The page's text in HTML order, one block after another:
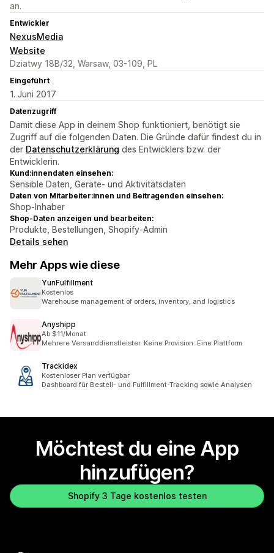
an.
Entwickler
NexusMedia
Website
Dziatwy 18B/32, Warsaw, 03-109, PL
Eingeführt
1. Juni 2017
Datenzugriff
Damit diese App in deinem Shop funktioniert, benötigt sie
Zugriff auf die folgenden Daten. Die Gründe dafür findest du in
der Datenschutzerklärung des Entwicklers bzw. der
Entwicklerin.
Kund:innendaten einsehen:
Sensible Daten, Geräte- und Aktivitätsdaten
Daten von Mitarbeiter:innen und Beitragenden einsehen:
Shop-Inhaber
Shop-Daten anzeigen und bearbeiten:
Produkte, Bestellungen, Shopify-Admin
Details sehen
Mehr Apps wie diese
YunFulfillment
Kostenlos
Warehouse management of orders, inventory, and logistics
Anyshipp
Ab $11/Monat
Mehrere Versanddienstleister. Keine Provision. Eine Plattform
Trackidex
Kostenloser Plan verfügbar
Dashboard für Bestell- und Fulfillment-Tracking sowie Analysen
Möchtest du eine App
hinzufügen?
Shopify 3 Tage kostenlos testen